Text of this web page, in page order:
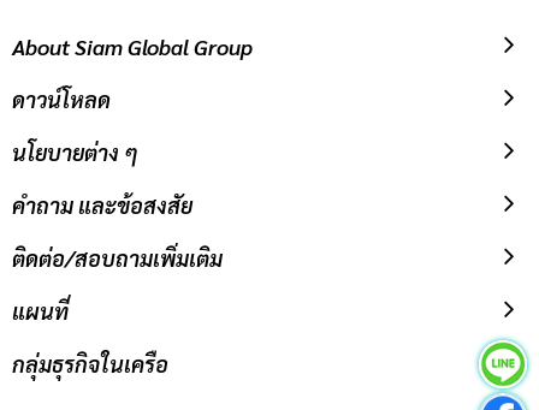
About Siam Global Group
ดาวน์โหลด
นโยบายต่าง ๆ
คำถาม และข้อสงสัย
ติดต่อ/สอบถามเพิ่มเติม
แผนที่
กลุ่มธุรกิจในเครือ